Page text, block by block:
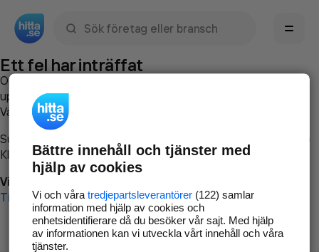
Ett fel har inträffat
Om du vill kan du
uppstod så att vi lättare och snabbare kan avhjälpa det.
Vänligen försök med följande:
Surfa till
Klicka påTillbaka-knappen i webbläsaren och försök igen
Vi beklagar besväret!
Till startsidan
Bättre innehåll och tjänster med
hjälp av cookies
Vi och våra tredjepartsleverantörer(122) samlar
information med hjälp av cookies och
enhetsidentifierare då du besöker vår sajt. Med hjälp
av informationen kan vi utveckla vårt innehåll och våra
tjänster.